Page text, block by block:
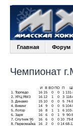
Главная Форум
Чемпионат
И В ВО ПО П
1.
Торпедо 16 15 0 0 1 131-
2. УРЦ ЯМЗ 16 12 1 0 3 118-
3.
Динамо 15 10 0 0 5 74-
4.
Викинг 14 9 0 0 5 104-
5. Лотор 16 8 1 1 6 103-
6. Заря 16 6 0 1 9 90-
7. Спутник 95 16 6 0 0 10 79-
8.
Первомайка 16 2 0 0 14 68-